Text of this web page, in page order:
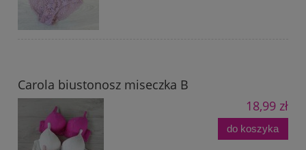
Carola biustonosz miseczka B
18,99 zł
do koszyka